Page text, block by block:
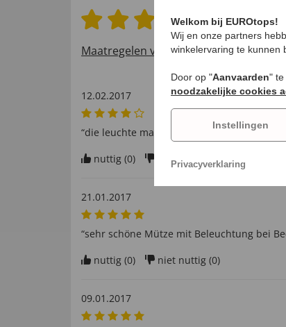
4.5 van 5
Maatregelen voor het verifiëren van
12.02.2017
“die leuchte machts”
nuttig (0) niet nuttig ( 0)
21.01.2017
“sehr schöne Mütze mit Beleuchtung bei
nuttig (0) niet nuttig (0)
09.01.2017
Welkom bij EUROtops!
Wij en onze partners
winkelervaring te kunnen
Door op "Aanvaarden" te
noodzakelijke cookies
Instellingen
Privacyverklaring